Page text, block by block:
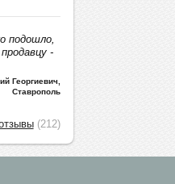
подошло,
-
Георгиевич,
Ставрополь
(212)